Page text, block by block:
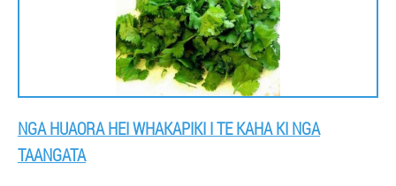
NGA HUAORA HEI WHAKAPIKI I TE KAHA KI NGA
TAANGATA